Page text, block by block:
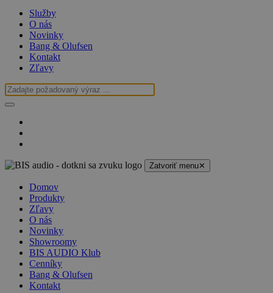
Služby
O nás
Novinky
Bang & Olufsen
Kontakt
Zľavy
Zatvoriť menu✕
Domov
Produkty
Zľavy
O nás
Novinky
Showroomy
BIS AUDIO Klub
Cenníky
Bang & Olufsen
Kontakt